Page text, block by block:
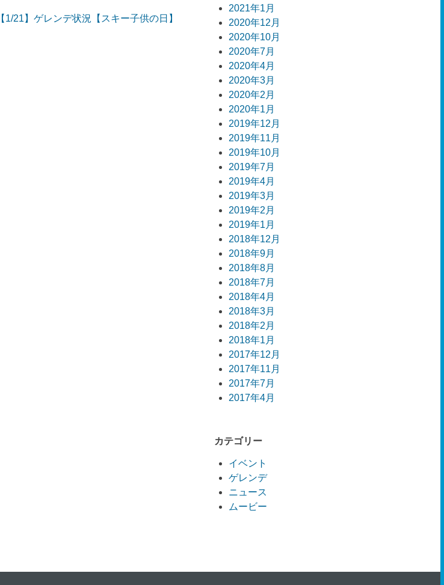
【1/21】ゲレンデ状況【スキー子供の日】
2021年1月
2020年12月
2020年10月
2020年7月
2020年4月
2020年3月
2020年2月
2020年1月
2019年12月
2019年11月
2019年10月
2019年7月
2019年4月
2019年3月
2019年2月
2019年1月
2018年12月
2018年9月
2018年8月
2018年7月
2018年4月
2018年3月
2018年2月
2018年1月
2017年12月
2017年11月
2017年7月
2017年4月
カテゴリー
イベント
ゲレンデ
ニュース
ムービー